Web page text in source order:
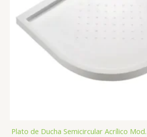
Plato de Ducha Semicircular Acrílico